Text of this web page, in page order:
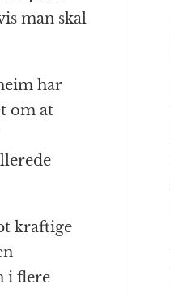
man skal
har
om at
kraftige
i flere